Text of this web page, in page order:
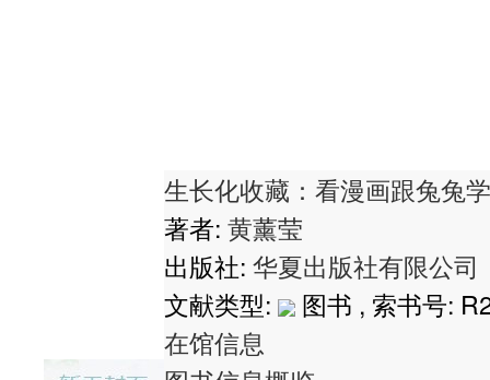
生长化收藏：看漫画跟兔兔
著者: 黄薰莹
出版社: 华夏出版社有限公司
文献类型:
图书 , 索书号:
在馆信息